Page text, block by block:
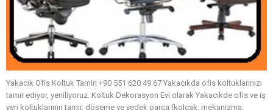
Yakacık Ofis Koltuk Tamiri +90 551 620 49 67 Yakacıkda ofis koltuklarınızı
tamir ediyor, yeniliyoruz. Koltuk Dekorasyon Evi olarak Yakacıkde ofis ve iş
yeri koltuklarının tamir, döşeme ve yedek parça (kolçak, mekanizma,